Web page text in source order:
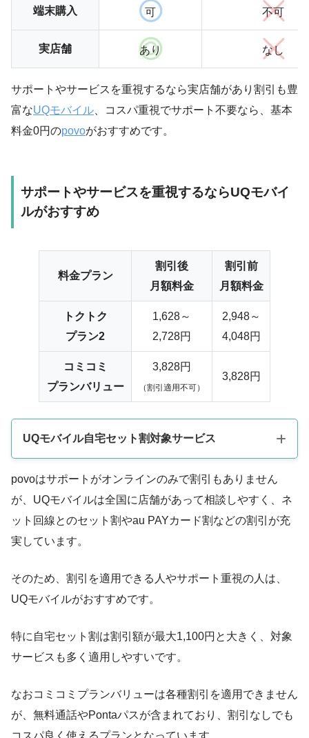
端末購入 可 不可
実店舗 あり なし
サポートやサービスを重視するなら実店舗があり割引も豊
富なUQモバイル、コスパ重視でサポート不要なら、基本
料金0円のpovoがおすすめです。
サポートやサービスを重視するならUQモバイ
ルがおすすめ
料金プラン
割引後
月額料金
割引前
月額料金
トクトク
プラン2
1,628～
2,728円
2,948～
4,048円
コミコミ
プランバリュー
3,828円
（割引適用不可）
3,828円
UQモバイル自宅セット割対象サービス
サービス 対象サービス
au系列
・auひかり
光コラボ
・ひかりゆいまーる
・エディオンネット
・So-net光
・@nifty光
povoはサポートがオンラインのみで割引もありません
が、UQモバイルは全国に店舗があって相談しやすく、ネ
ット回線とのセット割やau PAYカード割などの割引が充
実しています。
そのため、割引を適用できる人やサポート重視の人は、
UQモバイルがおすすめです。
特に自宅セット割は割引額が最大1,100円と大きく、対象
サービスも多く適用しやすいです。
なおコミコミプランバリューは各種割引を適用できません
が、無料通話やPontaパスが含まれており、割引なしでも
コスパ良く使えるプランとなっています。